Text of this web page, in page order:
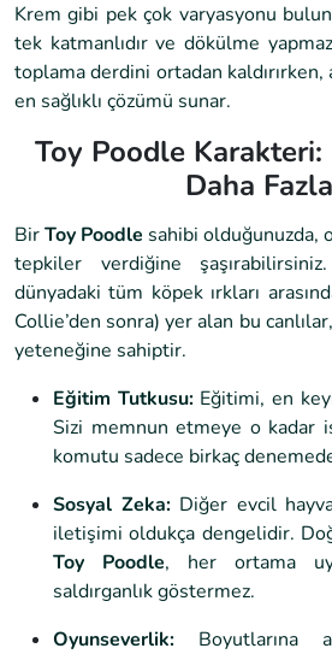
Krem gibi pek çok varyasyonu
tek katmanlıdır ve dökülme
toplama derdini ortadan
en sağlıklı çözümü sunar.
Toy Poodle
Daha
BirToy Poodle sahibi olduğunuzda,
tepkiler verdiğine şaşırabilirsiniz.
dünyadaki tüm köpek ırkları
Collie’den sonra) yer alan bu
yeteneğine sahiptir.
Eğitim Tutkusu:Eğitimi, en
Sizi memnun etmeye o kadar
komutu sadece birkaç
Sosyal Zeka:Diğer evcil
iletişimi oldukça dengelidir.
Toy Poodle, her ortama
saldırganlık göstermez.
Oyunseverlik: Boyutlarına